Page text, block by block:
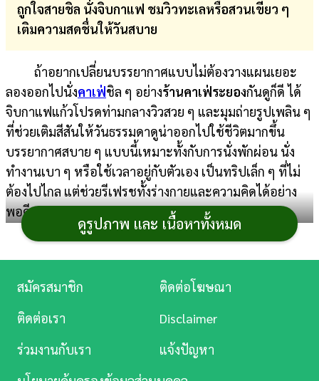
ถูกใจสายชิล นั่งจิบกาแฟ ชมวิวทะเลหรือสวนเขียว ๆ
เติมความสดชื่นให้วันสบาย
ถ้าอยากเปลี่ยนบรรยากาศแบบไม่ต้องวางแผนเยอะ
ลองออกไปนั่งคาเฟ่ชิล ๆ อย่างร้านคาเฟ่ระยองกันดูก็ดี ได้
จิบกาแฟแก้วโปรดท่ามกลางวิวสวย ๆ และมุมถ่ายรูปเพลิน ๆ
ที่ช่วยเติมสีสันให้วันธรรมดาดูน่าออกไปใช้ชีวิตมากขึ้น
บรรยากาศสบาย ๆ แบบนี้เหมาะทั้งกับการนั่งพักผ่อน นั่ง
ทำงานเบา ๆ หรือใช้เวลาอยู่กับตัวเอง เป็นทริปเล็ก ๆ ที่ไม่
ต้องไปไกล แต่ช่วยรีเฟรชทั้งร่างกายและความคิดได้อย่าง
พอดี
ร้านคาเฟ่ระยอง
1. Leisure Café n Bar
คาเฟ่ลับริมแม่น้ำระยอง ตกแต่งสไตล์แคมป์ปิ้งสุดชิค
ภายใต้ร่มเงาของต้นไม้ใหญ่ที่แผ่กิ่งก้านให้ความร่มรื่นตลอด
ดูรูปภาพ และ เนื้อหาทั้งหมด
ผล
บอล
สด
การ
เงิน
การ
ศึกษา
บันเทิง
ดู
Music
สมัครสมาชิก
ติดต่อโฆษณา
ติดต่อเรา
Disclaimer
ร่วมงานกับเรา
แจ้งปัญหา